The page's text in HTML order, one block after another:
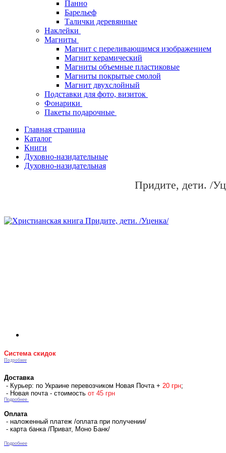
Панно
Барельеф
Талички деревянные
Наклейки
Магниты
Магнит с переливающимся изображением
Магнит керамический
Магниты объемные пластиковые
Магниты покрытые смолой
Магнит двухслойный
Подставки для фото, визиток
Фонарики
Пакеты подарочные
Главная страница
Каталог
Книги
Духовно-назидательные
Духовно-назидательная
Придите, дети. /
Система скидок
Подробнее
Доставка
- Курьер: по Украине перевозчиком Новая Почта + 20 грн;
- Новая почта - стоимость от 45 грн
Подробнее
Оплата
- наложенный платеж /оплата при получении/
- карта банка /Приват, Моно Банк/
Подробнее